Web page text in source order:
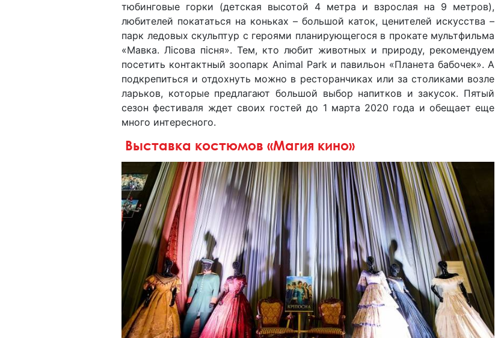
тюбинговые горки (детская высотой 4 метра и взрослая на 9 метров),
любителей покататься на коньках – большой каток, ценителей искусства –
парк ледовых скульптур с героями планирующегося в прокате мультфильма
«Мавка. Лісова пісня». Тем, кто любит животных и природу, рекомендуем
посетить контактный зоопарк Animal Park и павильон «Планета бабочек». А
подкрепиться и отдохнуть можно в ресторанчиках или за столиками возле
ларьков, которые предлагают большой выбор напитков и закусок. Пятый
сезон фестиваля ждет своих гостей до 1 марта 2020 года и обещает еще
много интересного.
Выставка костюмов «Магия кино»